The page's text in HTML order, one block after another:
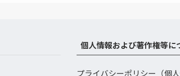
個人情報および著作権等に
プライバシーポリシー（個